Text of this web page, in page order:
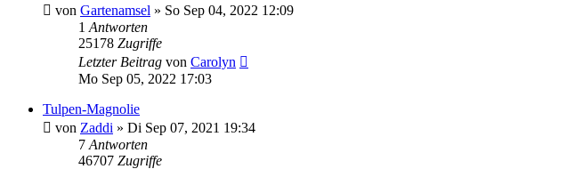
von Gartenamsel » So Sep 04, 2022 12:09
1 Antworten
25178 Zugriffe
Letzter Beitrag von Carolyn
Mo Sep 05, 2022 17:03
Tulpen-Magnolie
von Zaddi » Di Sep 07, 2021 19:34
7 Antworten
46707 Zugriffe